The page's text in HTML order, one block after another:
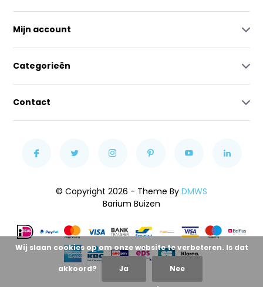
Mijn account
Categorieën
Contact
© Copyright 2026 - Theme By DMWS
Barium Buizen
Wij slaan cookies op om onze website te verbeteren. Is dat
akkoord? Ja Nee